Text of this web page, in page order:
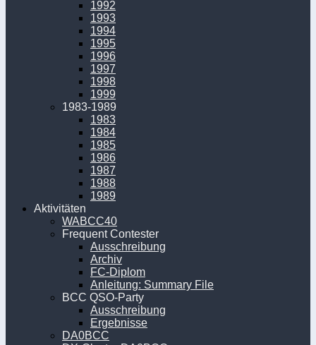
1992
1993
1994
1995
1996
1997
1998
1999
1983-1989
1983
1984
1985
1986
1987
1988
1989
Aktivitäten
WABCC40
Frequent Contester
Ausschreibung
Archiv
FC-Diplom
Anleitung: Summary File
BCC QSO-Party
Ausschreibung
Ergebnisse
DA0BCC